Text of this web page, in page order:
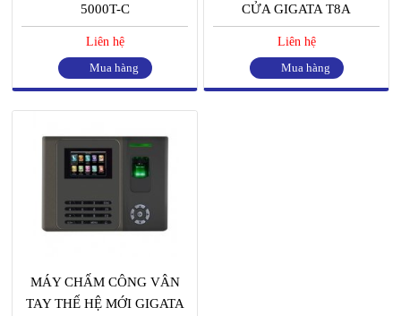
5000T-C
Liên hệ
Mua hàng
CỬA GIGATA T8A
Liên hệ
Mua hàng
MÁY CHẤM CÔNG VÂN
TAY THẾ HỆ MỚI GIGATA